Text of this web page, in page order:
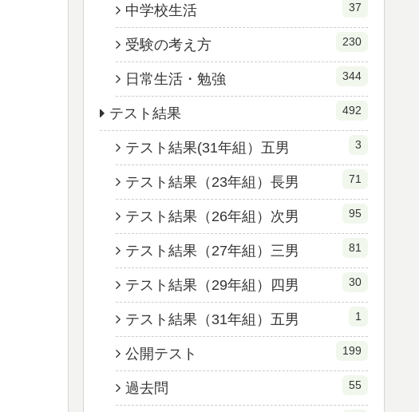
中学校生活 37
受験の考え方 230
日常生活・勉強 344
テスト結果 492
テスト結果(31年組）五男 3
テスト結果（23年組）長男 71
テスト結果（26年組）次男 95
テスト結果（27年組）三男 81
テスト結果（29年組）四男 30
テスト結果（31年組）五男 1
公開テスト 199
過去問 55